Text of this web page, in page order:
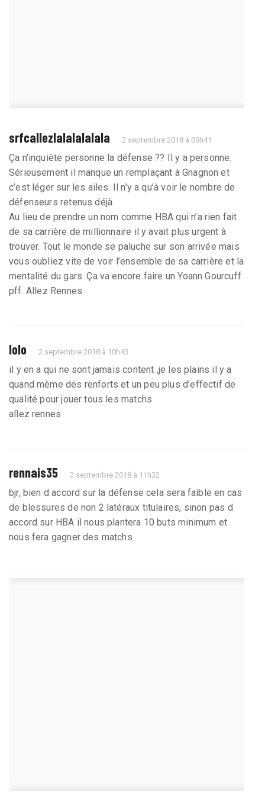
srfcallezlalalalalala 2 septembre 2018 à 09h41
Ça n’inquiète personne la défense ?? Il y a personne.
Sérieusement il manque un remplaçant à Gnagnon et
c’est léger sur les ailes. Il n’y a qu’à voir le nombre de
défenseurs retenus déjà.
Au lieu de prendre un nom comme HBA qui n’a rien fait
de sa carrière de millionnaire il y avait plus urgent à
trouver. Tout le monde se paluche sur son arrivée mais
vous oubliez vite de voir l’ensemble de sa carrière et la
mentalité du gars. Ça va encore faire un Yoann Gourcuff
pff. Allez Rennes
lolo 2 septembre 2018 à 10h43
il y en a qui ne sont jamais content ,je les plains il y a
quand mème des renforts et un peu plus d’effectif de
qualité pour jouer tous les matchs
allez rennes
rennais35 2 septembre 2018 à 11h32
bjr, bien d accord sur la défense cela sera faible en cas
de blessures de non 2 latéraux titulaires, sinon pas d
accord sur HBA il nous plantera 10 buts minimum et
nous fera gagner des matchs